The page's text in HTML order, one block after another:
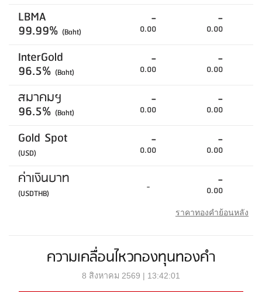
LBMA
99.99% (Baht)
-
0.00
-
0.00
InterGold
96.5% (Baht)
-
0.00
-
0.00
สมาคมฯ
96.5% (Baht)
-
0.00
-
0.00
Gold Spot
(USD)
-
0.00
-
0.00
ค่าเงินบาท
(USDTHB) - -
0.00
ราคาทองคำย้อนหลัง
ความเคลื่อนไหวกองทุนทองคำ
8 สิงหาคม 2569 | 13:42:01